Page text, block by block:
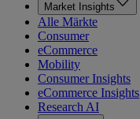
Market Insights
Alle Märkte
Consumer
eCommerce
Mobility
Consumer Insights
eCommerce Insights
Research AI